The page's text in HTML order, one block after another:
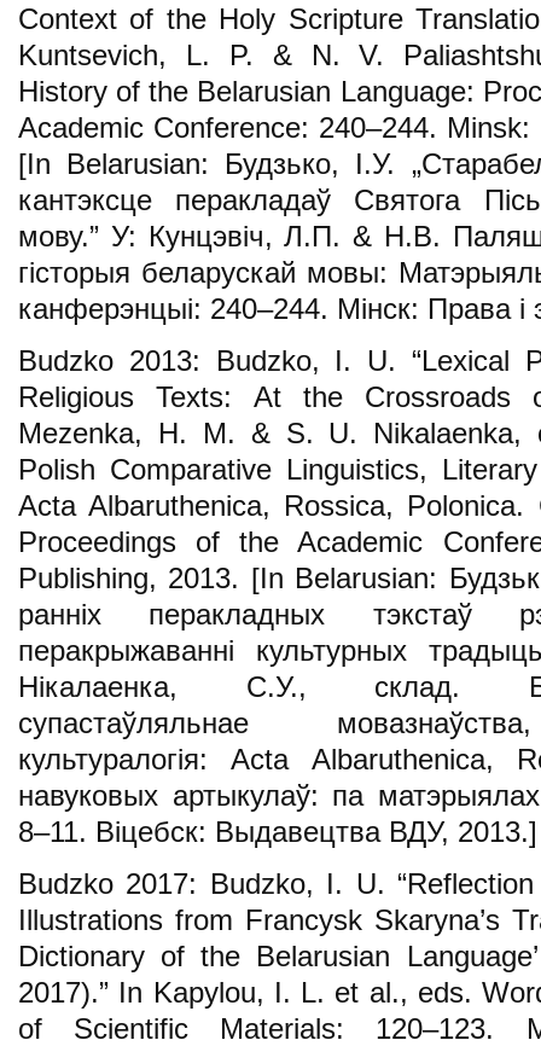
Context of the Holy Scripture
Kuntsevich, L. P. & N. V.
History of the Belarusian Language:
Academic Conference: 240–244.
[In Belarusian: Будзько, І.У.
кантэксце перакладаў Святога
мову.” У: Кунцэвіч, Л.П. & Н.В.
гісторыя беларускай мовы:
канферэнцыі: 240–244. Мінск: Права і
Budzko 2013: Budzko, I. U. “Lexical
Religious Texts: At the Crossroads
Mezenka, H. М. & S. U. Nikalaenka,
Polish Comparative Linguistics,
Acta Albaruthenica, Rossica,
Proceedings of the Academic
Publishing, 2013. [In Belarusian:
ранніх перакладных тэкстаў
перакрыжаванні культурных
Нікалаенка, С.У., склад.
супастаўляльнае
культуралогія: Acta Albaruthenica,
навуковых артыкулаў: па
8–11. Віцебск: Выдавецтва ВДУ, 2013.]
Budzko 2017: Budzko, I. U.
Illustrations from Francysk Skaryna’s
Dictionary of the Belarusian
2017).” In Kapylou, I. L. et al., eds.
of Scientific Materials: 120–123.